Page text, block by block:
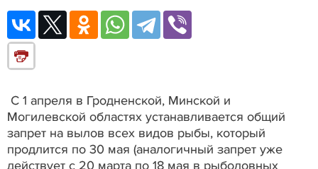
С 1 апреля в Гродненской, Минской и
Могилевской областях устанавливается общий
запрет на вылов всех видов рыбы, который
продлится по 30 мая (аналогичный запрет уже
действует с 20 марта по 18 мая в рыболовных